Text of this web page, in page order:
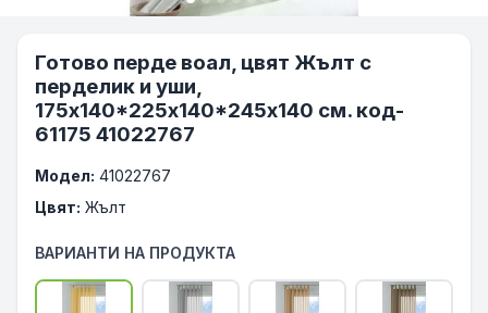
Готово перде воал, цвят Жълт с
перделик и уши,
175х140*225х140*245x140 см. код-
61175 41022767
Модел: 41022767
Цвят: Жълт
ВАРИАНТИ НА ПРОДУКТА